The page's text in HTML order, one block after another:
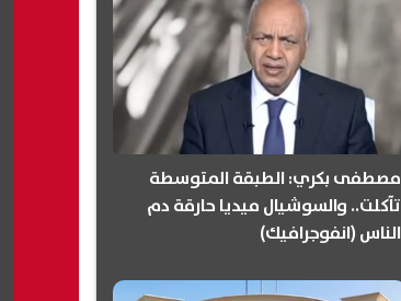
مصطفى بكري: الطبقة المتوسطة
تآكلت.. والسوشيال ميديا حارقة دم
الناس (انفوجرافيك)